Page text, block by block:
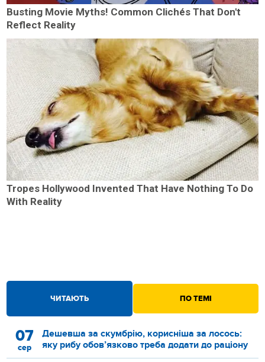
ЧИТАЮТЬ ПО ТЕМІ
07
сер
Дешевша за скумбрію, корисніша за лосось:
яку рибу обов’язково треба додати до раціону
Busting Movie Myths! Common Clichés That Don't
Reflect Reality
Tropes Hollywood Invented That Have Nothing To Do
With Reality